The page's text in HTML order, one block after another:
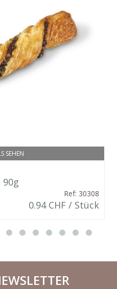
SEHEN
90g
Ref: 30308
0.94 CHF / Stück